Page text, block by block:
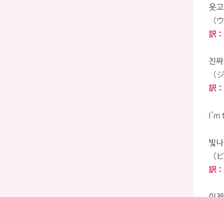
웃
（
訳
진
（
訳
빛
（
訳